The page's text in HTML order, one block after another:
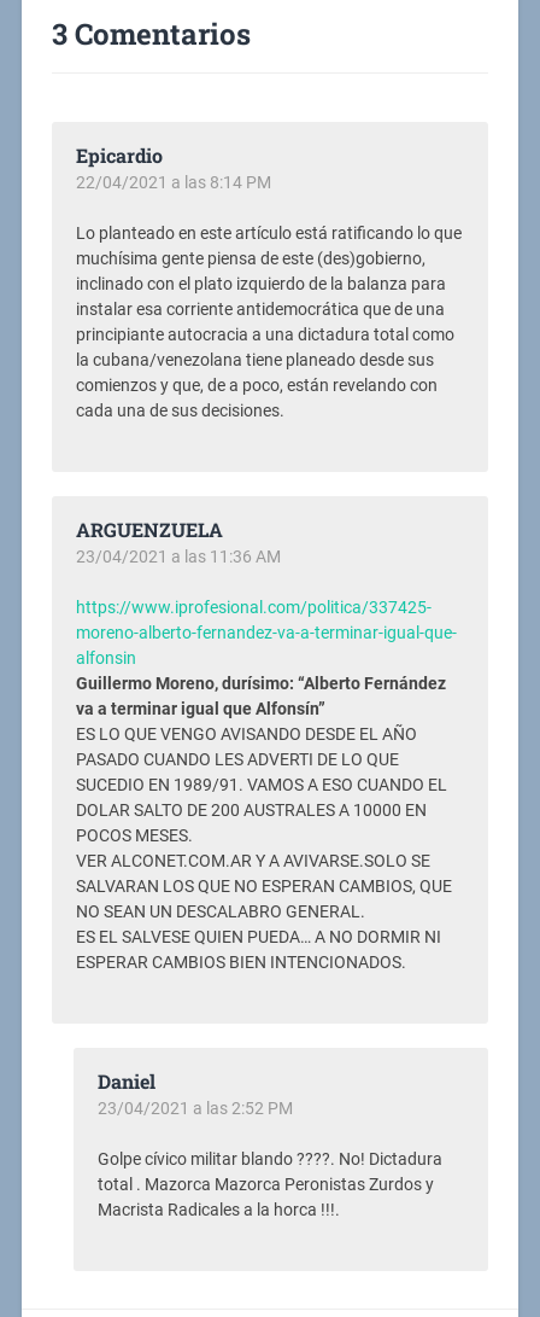
3 Comentarios
Epicardio
22/04/2021 a las 8:14 PM
Lo planteado en este artículo está ratificando lo que
muchísima gente piensa de este (des)gobierno,
inclinado con el plato izquierdo de la balanza para
instalar esa corriente antidemocrática que de una
principiante autocracia a una dictadura total como
la cubana/venezolana tiene planeado desde sus
comienzos y que, de a poco, están revelando con
cada una de sus decisiones.
ARGUENZUELA
23/04/2021 a las 11:36 AM
https://www.iprofesional.com/politica/337425-
moreno-alberto-fernandez-va-a-terminar-igual-que-
alfonsin
Guillermo Moreno, durísimo: “Alberto Fernández
va a terminar igual que Alfonsín”
ES LO QUE VENGO AVISANDO DESDE EL AÑO
PASADO CUANDO LES ADVERTI DE LO QUE
SUCEDIO EN 1989/91. VAMOS A ESO CUANDO EL
DOLAR SALTO DE 200 AUSTRALES A 10000 EN
POCOS MESES.
VER ALCONET.COM.AR Y A AVIVARSE.SOLO SE
SALVARAN LOS QUE NO ESPERAN CAMBIOS, QUE
NO SEAN UN DESCALABRO GENERAL.
ES EL SALVESE QUIEN PUEDA… A NO DORMIR NI
ESPERAR CAMBIOS BIEN INTENCIONADOS.
Daniel
23/04/2021 a las 2:52 PM
Golpe cívico militar blando ????. No! Dictadura
total . Mazorca Mazorca Peronistas Zurdos y
Macrista Radicales a la horca !!!.